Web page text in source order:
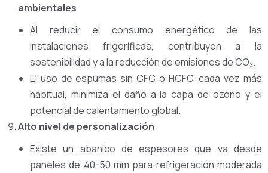
ambientales
Al reducir el consumo energético de las
instalaciones frigoríficas, contribuyen a la
sostenibilidad y a la reducción de emisiones de CO₂.
El uso de espumas sin CFC o HCFC, cada vez más
habitual, minimiza el daño a la capa de ozono y el
potencial de calentamiento global.
Alto nivel de personalización
Existe un abanico de espesores que va desde
paneles de 40-50 mm para refrigeración moderada